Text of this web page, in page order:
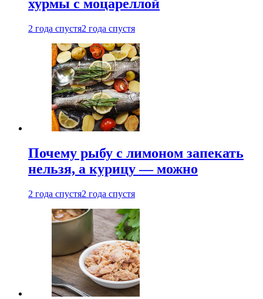
хурмы с моцареллой
2 года спустя2 года спустя
Почему рыбу с лимоном запекать
нельзя, а курицу — можно
2 года спустя2 года спустя